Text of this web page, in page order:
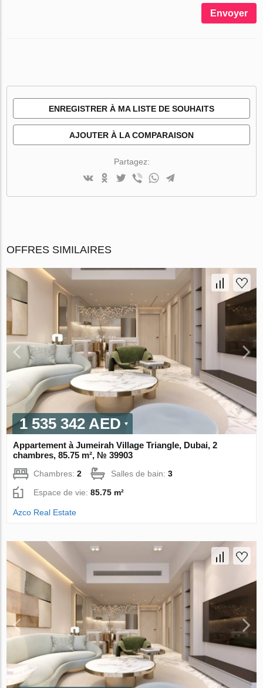
Envoyer
ENREGISTRER À MA LISTE DE SOUHAITS
AJOUTER À LA COMPARAISON
Partagez:
OFFRES SIMILAIRES
1 535 342 AED
Appartement à Jumeirah Village Triangle, Dubai, 2
chambres, 85.75 m², № 39903
Chambres:2 Salles de bain:3
Espace de vie:85.75 m²
Azco Real Estate